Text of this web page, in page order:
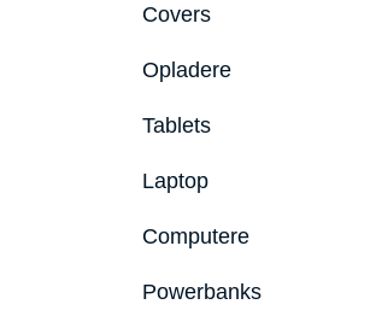
Covers
Opladere
Tablets
Laptop
Computere
Powerbanks